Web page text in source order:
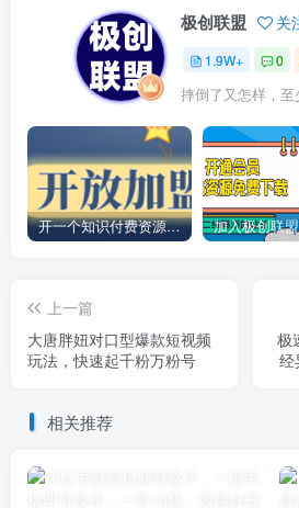
极创联盟 关
1.9W+ 0
摔倒了又怎样，
开一个知识付费资源网站，小白也能日入1000+
上一篇
大唐胖妞对口型爆款短视频
玩法，快速起千粉万粉号
极
经
相关推荐